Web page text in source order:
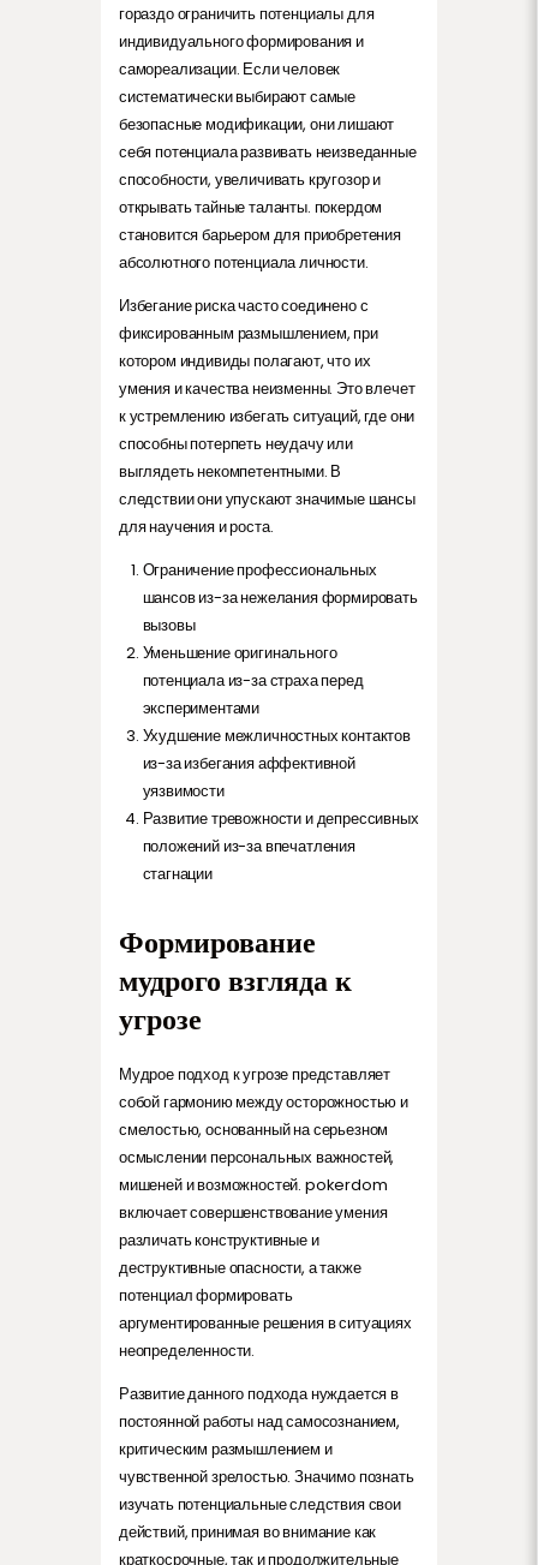
гораздо ограничить потенциалы для
индивидуального формирования и
самореализации. Если человек
систематически выбирают самые
безопасные модификации, они лишают
себя потенциала развивать неизведанные
способности, увеличивать кругозор и
открывать тайные таланты. покердом
становится барьером для приобретения
абсолютного потенциала личности.
Избегание риска часто соединено с
фиксированным размышлением, при
котором индивиды полагают, что их
умения и качества неизменны. Это влечет
к устремлению избегать ситуаций, где они
способны потерпеть неудачу или
выглядеть некомпетентными. В
следствии они упускают значимые шансы
для научения и роста.
Ограничение профессиональных
шансов из-за нежелания формировать
вызовы
Уменьшение оригинального
потенциала из-за страха перед
экспериментами
Ухудшение межличностных контактов
из-за избегания аффективной
уязвимости
Развитие тревожности и депрессивных
положений из-за впечатления
стагнации
Формирование
мудрого взгляда к
угрозе
Мудрое подход к угрозе представляет
собой гармонию между осторожностью и
смелостью, основанный на серьезном
осмыслении персональных важностей,
мишеней и возможностей. pokerdom
включает совершенствование умения
различать конструктивные и
деструктивные опасности, а также
потенциал формировать
аргументированные решения в ситуациях
неопределенности.
Развитие данного подхода нуждается в
постоянной работы над самосознанием,
критическим размышлением и
чувственной зрелостью. Значимо познать
изучать потенциальные следствия свои
действий, принимая во внимание как
краткосрочные, так и продолжительные